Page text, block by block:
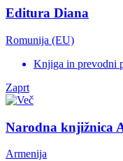
Editura Diana
Romunija (EU)
Knjiga in prevodni
Zaprt
Narodna knjižnica
Armenija